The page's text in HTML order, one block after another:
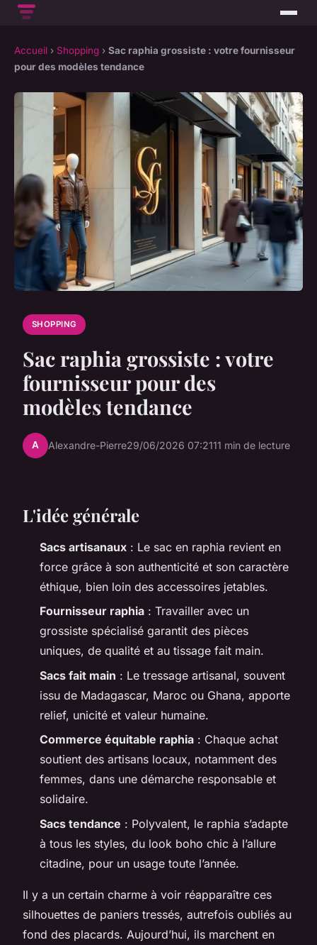
Accueil › Shopping › Sac raphia grossiste : votre fournisseur
pour des modèles tendance
SHOPPING
Sac raphia grossiste : votre
fournisseur pour des
modèles tendance
A Alexandre-Pierre29/06/2026 07:2111 min de lecture
L'idée générale
Sacs artisanaux : Le sac en raphia revient en
force grâce à son authenticité et son caractère
éthique, bien loin des accessoires jetables.
Fournisseur raphia : Travailler avec un
grossiste spécialisé garantit des pièces
uniques, de qualité et au tissage fait main.
Sacs fait main : Le tressage artisanal, souvent
issu de Madagascar, Maroc ou Ghana, apporte
relief, unicité et valeur humaine.
Commerce équitable raphia : Chaque achat
soutient des artisans locaux, notamment des
femmes, dans une démarche responsable et
solidaire.
Sacs tendance : Polyvalent, le raphia s’adapte
à tous les styles, du look boho chic à l’allure
citadine, pour un usage toute l’année.
Il y a un certain charme à voir réapparaître ces
silhouettes de paniers tressés, autrefois oubliés au
fond des placards. Aujourd’hui, ils marchent en